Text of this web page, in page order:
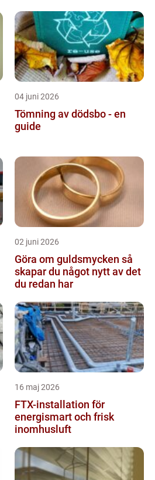
04 juni 2026
Tömning av dödsbo - en
guide
02 juni 2026
Göra om guldsmycken så
skapar du något nytt av det
du redan har
16 maj 2026
FTX-installation för
energismart och frisk
inomhusluft